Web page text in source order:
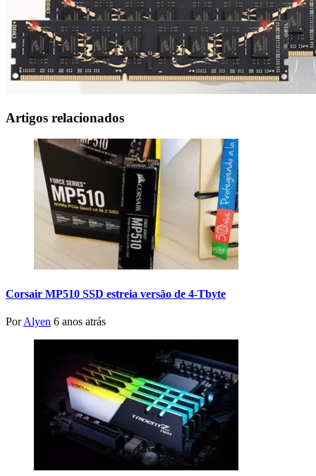
Artigos relacionados
Corsair MP510 SSD estreia versão de 4-Tbyte
PorAlyen 6 anos atrás